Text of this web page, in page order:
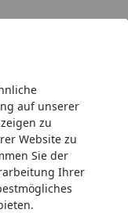
auf unserer
zu
Website zu
Sie der
Ihrer
Hotline
& Pool-
468,99€)